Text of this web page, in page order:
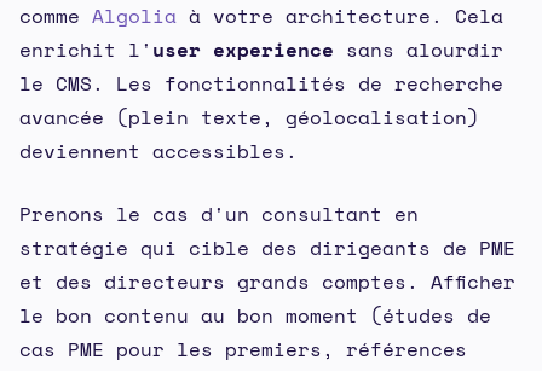
comme Algolia à votre architecture. Cela
enrichit l' user experience sans alourdir
le CMS. Les fonctionnalités de recherche
avancée (plein texte, géolocalisation)
deviennent accessibles.
Prenons le cas d'un consultant en
stratégie qui cible des dirigeants de PME
et des directeurs grands comptes. Afficher
le bon contenu au bon moment (études de
cas PME pour les premiers, références